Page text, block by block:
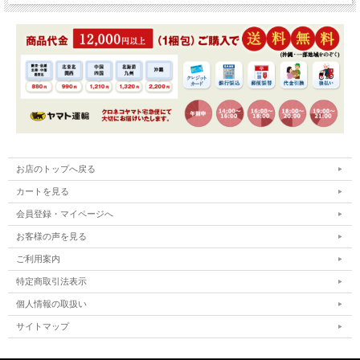
お店のトップへ戻る
カートを見る
会員登録・マイページへ
お客様の声を見る
ご利用案内
特定商取引法表示
個人情報の取扱い
サイトマップ